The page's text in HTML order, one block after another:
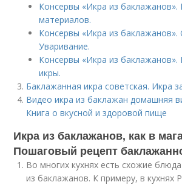
Консервы «Икра из баклажанов».
материалов.
Консервы «Икра из
Уваривание.
Консервы «Икра из баклажанов».
икры.
Баклажанная икра советская. Икра
Видео икра из баклажан домашняя
Книга о вкусной и здоровой пище
Икра из баклажанов, как в
Пошаговый рецепт
Во многих кухнях есть схожие
из баклажанов. К примеру, в кухнях